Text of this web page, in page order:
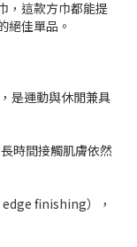
，這款方巾都能提
絕佳單品。
是運動與休閒兼具
時間接觸肌膚依然
finishing），